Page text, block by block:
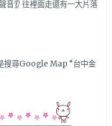
搜尋Google Map “台中金